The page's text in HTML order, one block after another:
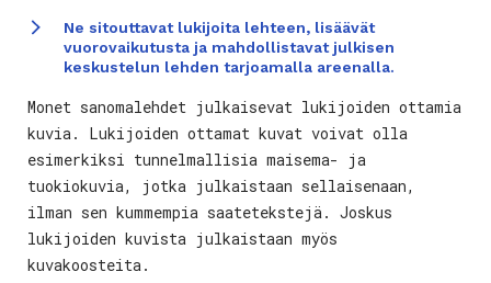
Ne sitouttavat lukijoita lehteen, lisäävät
vuorovaikutusta ja mahdollistavat julkisen
keskustelun lehden tarjoamalla areenalla.
Monet sanomalehdet julkaisevat lukijoiden ottamia
kuvia. Lukijoiden ottamat kuvat voivat olla
esimerkiksi tunnelmallisia maisema- ja
tuokiokuvia, jotka julkaistaan sellaisenaan,
ilman sen kummempia saatetekstejä. Joskus
lukijoiden kuvista julkaistaan myös
kuvakoosteita.